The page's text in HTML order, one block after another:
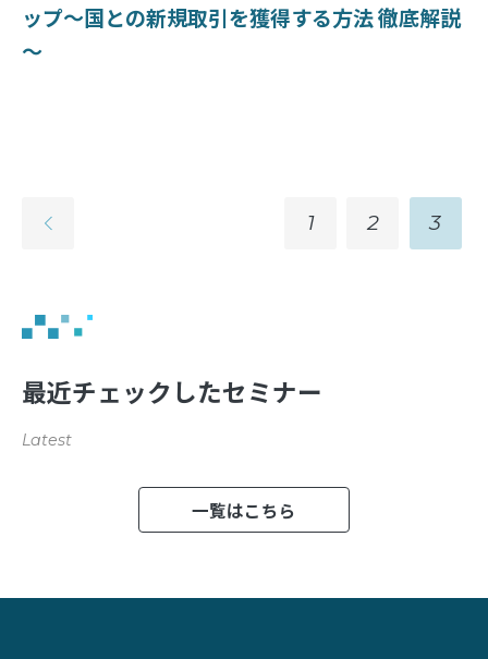
ップ～国との新規取引を獲得する方法 徹底解説
～
1 2 3
最近チェックしたセミナー
Latest
一覧はこちら